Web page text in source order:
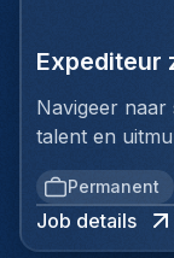
Expediteur
Navigeer
talent en
matchen we
sectoren. Met
we naar
Permanent
Job details